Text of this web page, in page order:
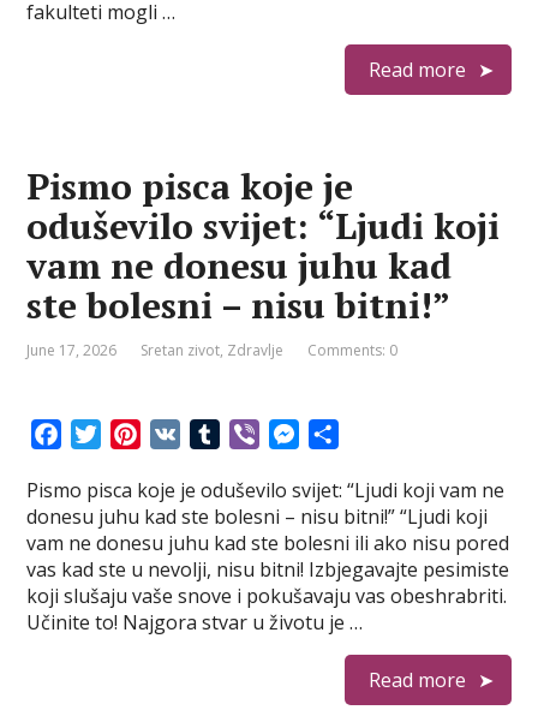
t
fakulteti mogli …
Read more
Pismo pisca koje je
oduševilo svijet: “Ljudi koji
vam ne donesu juhu kad
ste bolesni – nisu bitni!”
June 17, 2026 Sretan zivot, Zdravlje Comments: 0
c
e
b
o
o
T
i
t
t
e
r
n
t
e
r
e
m
b
l
r
b
e
r
M
s
s
e
n
g
a
r
e
Pismo pisca koje je oduševilo svijet: “Ljudi koji vam ne
donesu juhu kad ste bolesni – nisu bitni!” “Ljudi koji
vam ne donesu juhu kad ste bolesni ili ako nisu pored
vas kad ste u nevolji, nisu bitni! Izbjegavajte pesimiste
koji slušaju vaše snove i pokušavaju vas obeshrabriti.
Učinite to! Najgora stvar u životu je …
Read more